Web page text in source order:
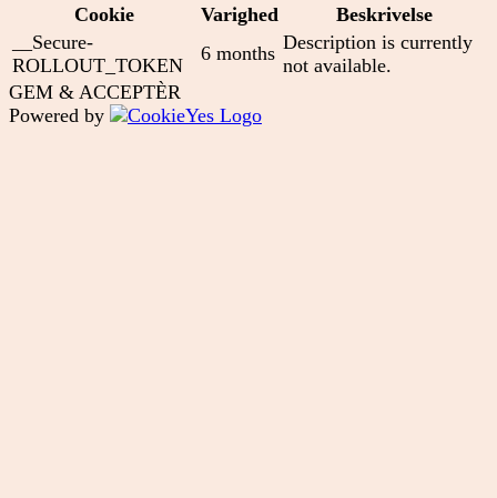
Cookie
Varighed
Beskrivelse
__Secure-
ROLLOUT_TOKEN
6 months Description is currently
not available.
GEM & ACCEPTÈR
Powered by